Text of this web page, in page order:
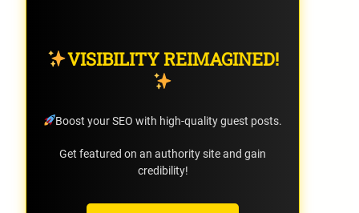
VISIBILITY REIMAGINED!
Boost your SEO with high-quality guest posts.
Get featured on an authority site and gain
credibility!